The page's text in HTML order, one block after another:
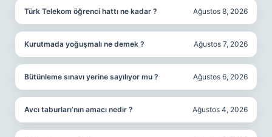
Türk Telekom öğrenci hattı ne kadar ? Ağustos 8, 2026
Kurutmada yoğuşmalı ne demek ? Ağustos 7, 2026
Bütünleme sınavı yerine sayılıyor mu ? Ağustos 6, 2026
Avcı taburları’nın amacı nedir ? Ağustos 4, 2026